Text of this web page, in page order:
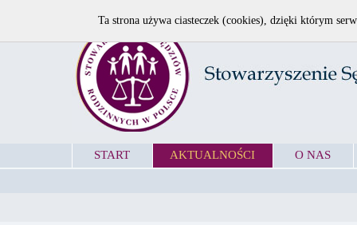
START AKTUALNOŚCI O NAS
Ta strona używa ciasteczek (cookies), dzięki którym